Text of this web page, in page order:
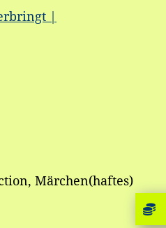
|
Märchen(haftes)